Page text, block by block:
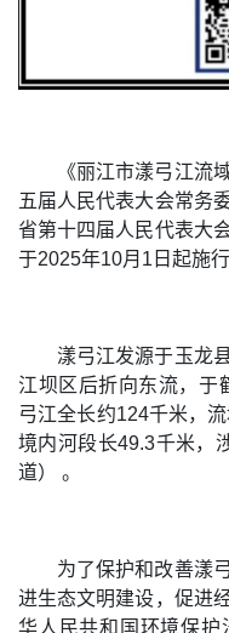
《丽江市漾弓江流
五届人民代表大会常务
省第十四届人民代表大
于2025年10月1日起施行
漾弓江发源于玉龙
江坝区后折向东流，于
弓江全长约124千米，
境内河段长49.3千米，
道） 。
为了保护和改善漾
进生态文明建设，促进
华人民共和国环境保护